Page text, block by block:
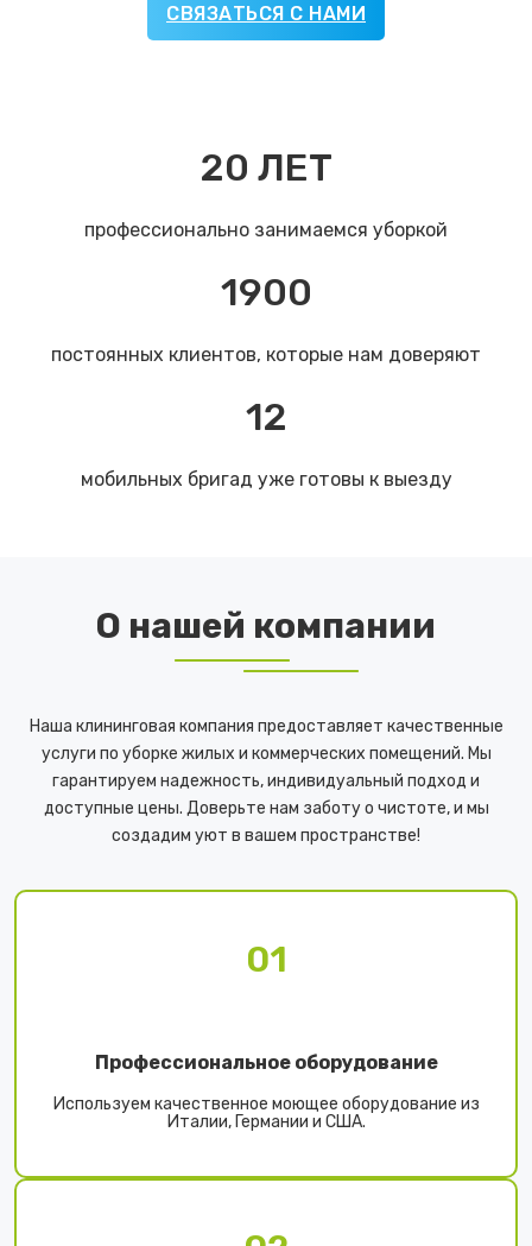
СВЯЗАТЬСЯ С НАМИ
20 ЛЕТ
профессионально занимаемся уборкой
1900
постоянных клиентов, которые нам доверяют
12
мобильных бригад уже готовы к выезду
О нашей компании
Наша клининговая компания предоставляет качественные
услуги по уборке жилых и коммерческих помещений. Мы
гарантируем надежность, индивидуальный подход и
доступные цены. Доверьте нам заботу о чистоте, и мы
создадим уют в вашем пространстве!
01
Профессиональное оборудование
Используем качественное моющее оборудование из
Италии, Германии и США.